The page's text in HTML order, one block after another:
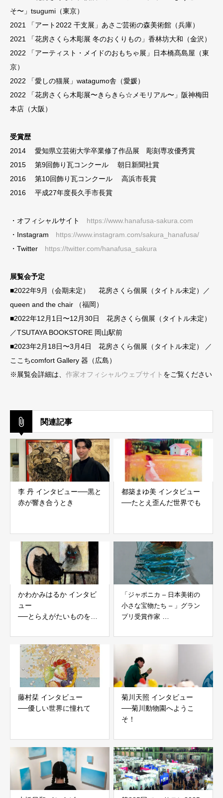
そ〜」tsugumi（東京）
2021 「アート2022 干支展」あさご芸術の森美術館（兵庫）
2021 「花房さくら木彫展 冬のおくりもの」香林坊大和（金沢）
2022 「アーティスト・メイドのおもちゃ展」日本橋髙島屋（東
京）
2022 「愛しの猫展」watagumo舎（愛媛）​
2022 「花房さくら木彫展〜きらきら☆メモリアル〜」阪神梅田
本店（大阪）
受賞歴
2014 愛知県立芸術大学卒業修了作品展 彫刻専攻優秀賞
2015 第9回飾り瓦コンクール 朝日新聞社賞
2016 第10回飾り瓦コンクール 高浜市長賞
2016 平成27年度長久手市長賞​
・オフィシャルサイト https://www.hanafusa-sakura.com
・Instagram https://www.instagram.com/sakura_hanafusa/
・Twitter https://twitter.com/hanafusa_sakura
展覧会予定
■2022年9月（会期未定） 花房さくら個展（タイトル未定）／
queen and the chair （福岡）
■2022年12月1日〜12月30日 花房さくら個展（タイトル未定）
／TSUTAYA BOOKSTORE 岡山駅前
■2023年2月18日〜3月4日 花房さくら個展（タイトル未定） ／
ここちcomfort Gallery 器（広島）
※展覧会詳細は、 作家オフィシャルウェブサイト をご覧ください
関連記事
李 丹 インタビュー──黒と
赤が響き合うとき
都築まゆ美 インタビュー
──たとえ歪んだ世界でも
かわかみはるか インタビ
ュー
──とらえがたいものを描
「ジャポニカ – 日本美術の
小さな宝物たち – 」グラン
プリ受賞作家
藤村栞 インタビュー
──優しい世界に憧れて
菊川天照 インタビュー
──菊川動物園へようこ
そ！